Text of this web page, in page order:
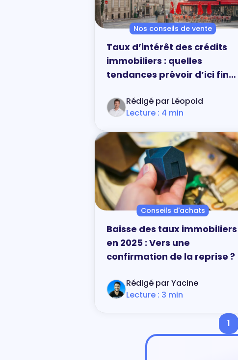
Nos conseils de vente
Taux d’intérêt des crédits
immobiliers : quelles
tendances prévoir d’ici fin
Rédigé par Léopold
Lecture : 4 min
Conseils d'achats
Baisse des taux immobiliers
en 2025 : Vers une
confirmation de la reprise ?
Rédigé par Yacine
Lecture : 3 min
1